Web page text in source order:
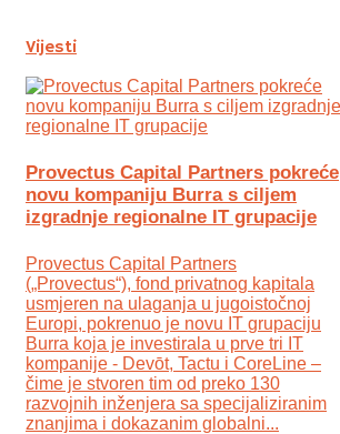
Vijesti
Provectus Capital Partners pokreće
novu kompaniju Burra s ciljem
izgradnje regionalne IT grupacije
Provectus Capital Partners
(„Provectus“), fond privatnog kapitala
usmjeren na ulaganja u jugoistočnoj
Europi, pokrenuo je novu IT grupaciju
Burra koja je investirala u prve tri IT
kompanije - Devōt, Tactu i CoreLine –
čime je stvoren tim od preko 130
razvojnih inženjera sa specijaliziranim
znanjima i dokazanim globalni...